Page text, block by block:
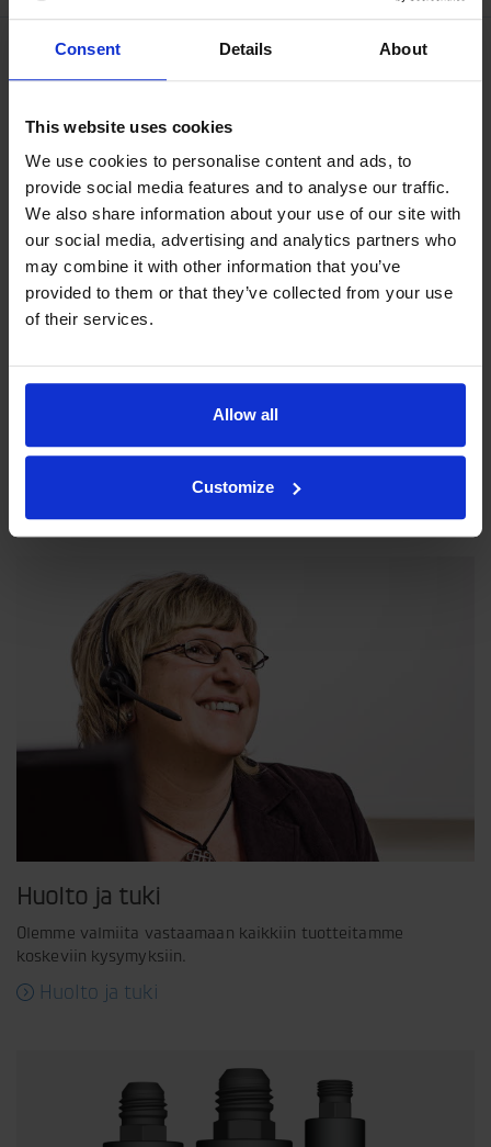
Consent Details About
This website uses cookies
We use cookies to personalise content and ads, to
provide social media features and to analyse our traffic.
We also share information about your use of our site with
our social media, advertising and analytics partners who
may combine it with other information that you’ve
provided to them or that they’ve collected from your use
of their services.
Allow all
Customize
Filosofiamme
Indexator Rotator Systems AB:n yritysfilosofia on yhteinen
näkemyksemme siitä, miten yrityksemme pitää toimia.
Huolto ja tuki
Olemme valmiita vastaamaan kaikkiin tuotteitamme
koskeviin kysymyksiin.
Huolto ja tuki